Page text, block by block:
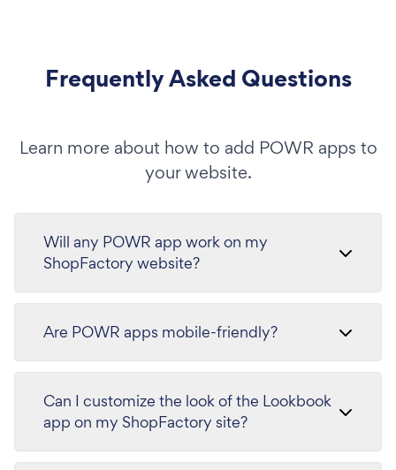
Frequently Asked Questions
Learn more about how to add POWR apps to
your website.
Will any POWR app work on my
ShopFactory website?
Are POWR apps mobile-friendly?
Can I customize the look of the Lookbook
app on my ShopFactory site?